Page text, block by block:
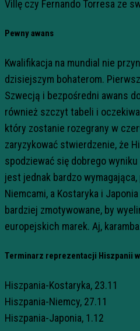
Villę czy Fernando Torresa ze
Pewny awans
Kwalifikacja na mundial nie
dzisiejszym bohaterom.
Szwecją i bezpośredni awans
również szczyt tabeli i
który zostanie rozegrany w
zaryzykować stwierdzenie, że
spodziewać się dobrego
jest jednak bardzo
Niemcami, a Kostaryka i
bardziej zmotywowane, by
europejskich marek. Aj,
Terminarz reprezentacji Hiszpanii
Hiszpania-Kostaryka, 23.11
Hiszpania-Niemcy, 27.11
Hiszpania-Japonia, 1.12